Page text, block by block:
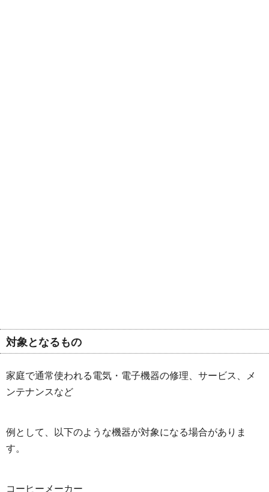
対象となるもの
家庭で通常使われる電気・電子機器の修理、サービス、メ
ンテナンスなど
例として、以下のような機器が対象になる場合がありま
す。
コーヒーメーカー